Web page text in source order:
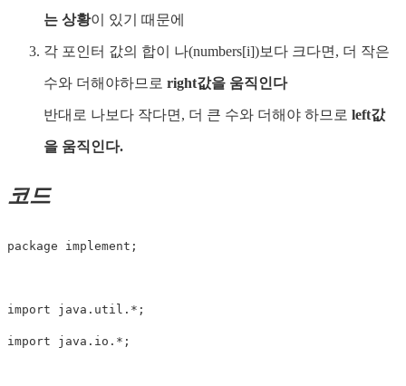
는 상황이 있기 때문에
각 포인터 값의 합이 나(numbers[i])보다 크다면, 더 작은
수와 더해야하므로 right값을 움직인다
반대로 나보다 작다면, 더 큰 수와 더해야 하므로 left값
을 움직인다.
코드
package implement;
import java.util.*;
import java.io.*;